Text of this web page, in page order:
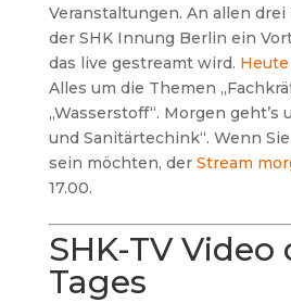
Veranstaltungen. An allen drei
der SHK Innung Berlin ein
das live gestreamt wird. Heute
Alles um die Themen
„Wasserstoff“. Morgen geht’s
und Sanitärtechink“. Wenn
sein möchten, der Stream
17.00.
SHK-TV Video
Tages